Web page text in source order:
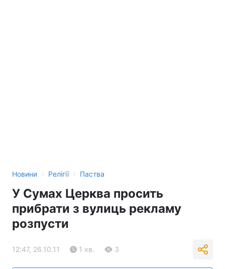
Новини › Релігії › Паства
У Сумах Церква просить
прибрати з вулиць рекламу
розпусти
12:47, 26.10.11 1 хв. 3